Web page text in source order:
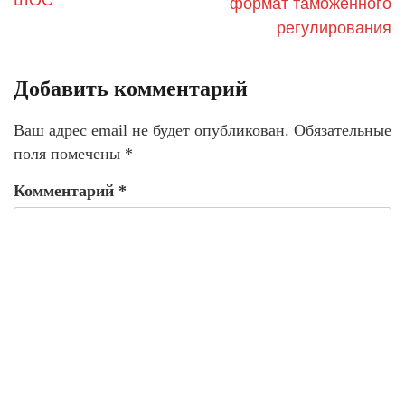
формат таможенного
регулирования
Добавить комментарий
Ваш адрес email не будет опубликован. Обязательные
поля помечены *
Комментарий *